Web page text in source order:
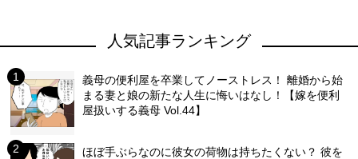
人気記事ランキング
義母の便利屋を卒業してノーストレス！ 離婚から始
まる妻と娘の新たな人生に悔いはなし！【嫁を便利
屋扱いする義母 Vol.44】
ほぼ手ぶらなのに彼女の荷物は持ちたくない？ 彼を